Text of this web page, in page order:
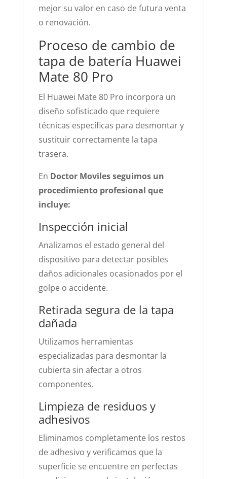
mejor su valor en caso de futura venta
o renovación.
Proceso de cambio de
tapa de batería Huawei
Mate 80 Pro
El Huawei Mate 80 Pro incorpora un
diseño sofisticado que requiere
técnicas específicas para desmontar y
sustituir correctamente la tapa
trasera.
En Doctor Moviles seguimos un
procedimiento profesional que
incluye:
Inspección inicial
Analizamos el estado general del
dispositivo para detectar posibles
daños adicionales ocasionados por el
golpe o accidente.
Retirada segura de la tapa
dañada
Utilizamos herramientas
especializadas para desmontar la
cubierta sin afectar a otros
componentes.
Limpieza de residuos y
adhesivos
Eliminamos completamente los restos
de adhesivo y verificamos que la
superficie se encuentre en perfectas